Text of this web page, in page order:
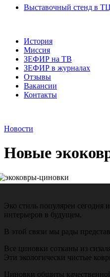
Выставочный стенд в
История
Миссия
ЗЕФИР на ТВ
ЗЕФИР в журналах
Отзывы
Вакансии
Контакты
Новости
Новые
Эко стиль популярен сегодня
интерьеров в будущем.
В этой связи мы рады
Все циновки сотканы из
Эти экологически чистые
Циновки обшиты